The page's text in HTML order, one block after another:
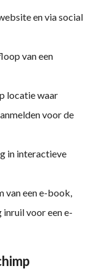
en via social
van een
locatie waar
voor de
in interactieve
van een e-book,
voor een e-